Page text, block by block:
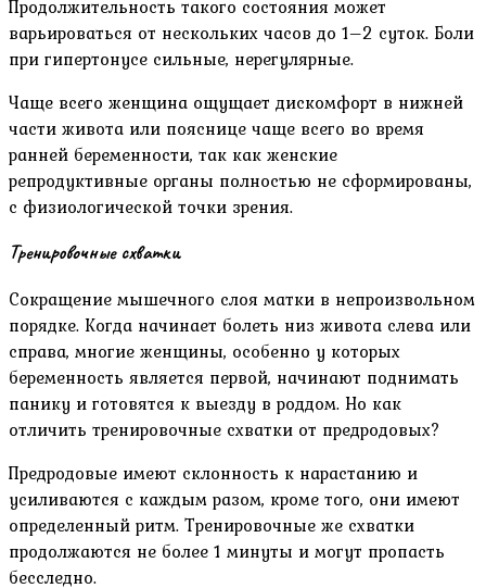
Продолжительность такого состояния может
варьироваться от нескольких часов до 1–2 суток. Боли
при гипертонусе сильные, нерегулярные.
Чаще всего женщина ощущает дискомфорт в нижней
части живота или пояснице чаще всего во время
ранней беременности, так как женские
репродуктивные органы полностью не сформированы,
с физиологической точки зрения.
Тренировочные схватки
Сокращение мышечного слоя матки в непроизвольном
порядке. Когда начинает болеть низ живота слева или
справа, многие женщины, особенно у которых
беременность является первой, начинают поднимать
панику и готовятся к выезду в роддом. Но как
отличить тренировочные схватки от предродовых?
Предродовые имеют склонность к нарастанию и
усиливаются с каждым разом, кроме того, они имеют
определенный ритм. Тренировочные же схватки
продолжаются не более 1 минуты и могут пропасть
бесследно.